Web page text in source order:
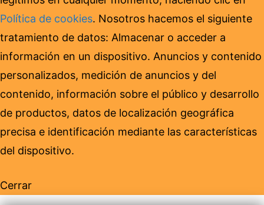
Política de cookies. Nosotros hacemos el siguiente
tratamiento de datos: Almacenar o acceder a
información en un dispositivo. Anuncios y contenido
personalizados, medición de anuncios y del
contenido, información sobre el público y desarrollo
de productos, datos de localización geográfica
precisa e identificación mediante las características
del dispositivo.
Cerrar